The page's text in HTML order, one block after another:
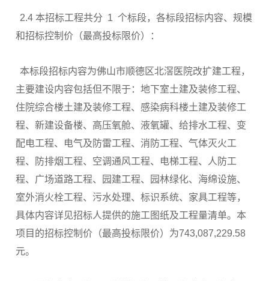
2.4 本招标工程共分 1 个标段，各标段招标内容、规模
和招标控制价（最高投标限价）：
本标段招标内容为佛山市顺德区北滘医院改扩建工程，
主要建设内容包括但不限于：地下室土建及装修工程、
住院综合楼土建及装修工程、感染病科楼土建及装修工
程、新建设备楼、高压氧舱、液氧罐、给排水工程、变
配电工程、电气及防雷工程、消防工程、气体灭火工
程、防排烟工程、空调通风工程、电梯工程、人防工
程、广场道路工程、园建工程、园林绿化、海绵设施、
室外消火栓工程、污水处理、标识系统、家具工程等，
具体内容详见招标人提供的施工图纸及工程量清单。本
项目的招标控制价（最高投标限价）为743,087,229.58
元。